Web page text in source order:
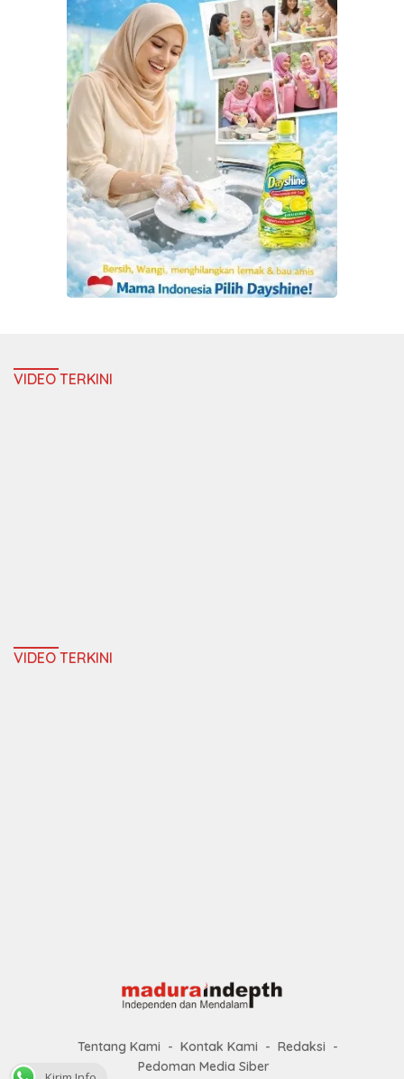
VIDEO TERKINI
VIDEO TERKINI
Tentang Kami Kontak Kami
Redaksi
Pedoman Media Siber